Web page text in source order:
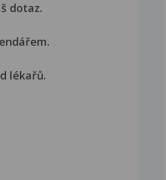
dotaz.
lékařů.